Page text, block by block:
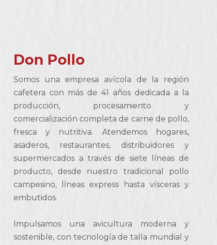
Don Pollo
Somos una empresa avícola de la región
cafetera con más de 41 años dedicada a la
producción, procesamiento y
comercialización completa de carne de pollo,
fresca y nutritiva. Atendemos hogares,
asaderos, restaurantes, distribuidores y
supermercados a través de siete líneas de
producto, desde nuestro tradicional pollo
campesino, líneas express hasta vísceras y
embutidos.
Impulsamos una avicultura moderna y
sostenible, con tecnología de talla mundial y